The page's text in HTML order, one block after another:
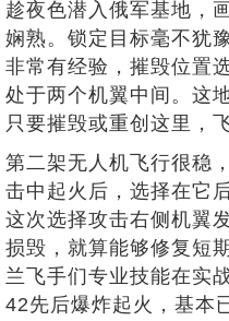
趁夜色潜入俄军基地，
娴熟。锁定目标毫不犹
非常有经验，摧毁位置
处于两个机翼中间。这
只要摧毁或重创这里，
第二架无人机飞行很稳
击中起火后，选择在它
这次选择攻击右侧机翼
损毁，就算能够修复短
兰飞手们专业技能在实
42先后爆炸起火，基本